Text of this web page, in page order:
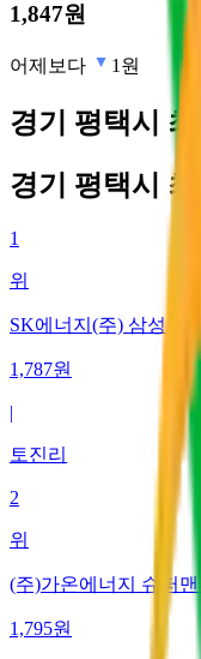
1,847원
어제보다 1원
경기 평택시 최
경기 평택시 최
1
위
SK에너지(주) 삼성주유
1,787원
|
토진리
2
위
(주)가온에너지 슈퍼맨
1,795원